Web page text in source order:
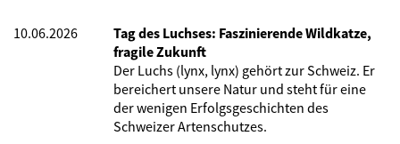
10.06.2026
Tag des Luchses: Faszinierende Wildkatze,
fragile Zukunft
Der Luchs (lynx, lynx) gehört zur Schweiz. Er
bereichert unsere Natur und steht für eine
der wenigen Erfolgsgeschichten des
Schweizer Artenschutzes.